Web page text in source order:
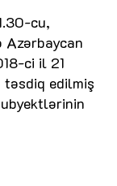
cu,
Azərbaycan
ci il 21
edilmiş